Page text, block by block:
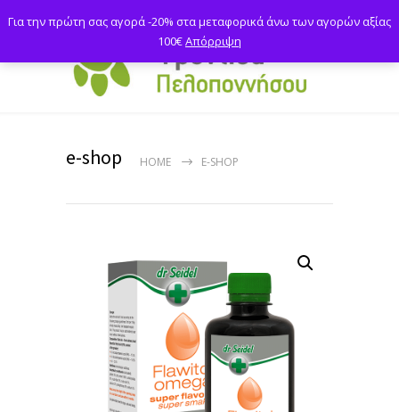
e-shop HOME E-SHOP
Για την πρώτη σας αγορά -20% στα μεταφορικά άνω των αγορών αξίας
100€Απόρριψη